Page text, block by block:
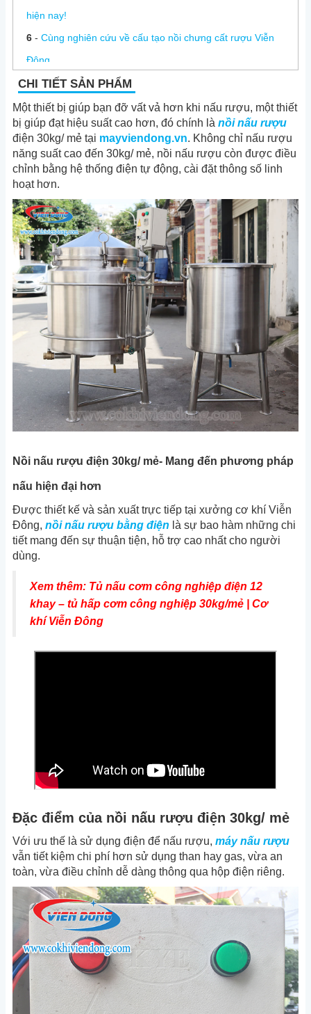
hiện nay!
6- Cùng nghiên cứu về cấu tạo nồi chưng cất rượu Viễn
Đông
7- Bàn giao 6 dây chuyền nấu rượu Viễn Đông tại Cần Thơ
8-Giật mình khi biết tác hại của nồi nấu rượu bằng than củi
CHI TIẾT SẢN PHẨM
Một thiết bị giúp bạn đỡ vất vả hơn khi nấu rượu, một thiết
bị giúp đạt hiệu suất cao hơn, đó chính là nồi nấu rượu
điện 30kg/ mẻ tại mayviendong.vn. Không chỉ nấu rượu
năng suất cao đến 30kg/ mẻ, nồi nấu rượu còn được điều
chỉnh bằng hệ thống điện tự động, cài đặt thông số linh
hoạt hơn.
Nồi nấu rượu điện 30kg/ mẻ- Mang đến phương pháp
nấu hiện đại hơn
Được thiết kế và sản xuất trực tiếp tại xưởng cơ khí Viễn
Đông, nồi nấu rượu bằng điện là sự bao hàm những chi
tiết mang đến sự thuận tiện, hỗ trợ cao nhất cho người
dùng.
Xem thêm: Tủ nấu cơm công nghiệp điện 12
khay – tủ hấp cơm công nghiệp 30kg/mẻ | Cơ
khí Viễn Đông
Đặc điểm của nồi nấu rượu điện 30kg/ mẻ
Với ưu thế là sử dụng điện để nấu rượu, máy nấu rượu
vẫn tiết kiệm chi phí hơn sử dụng than hay gas, vừa an
toàn, vừa điều chỉnh dễ dàng thông qua hộp điện riêng.